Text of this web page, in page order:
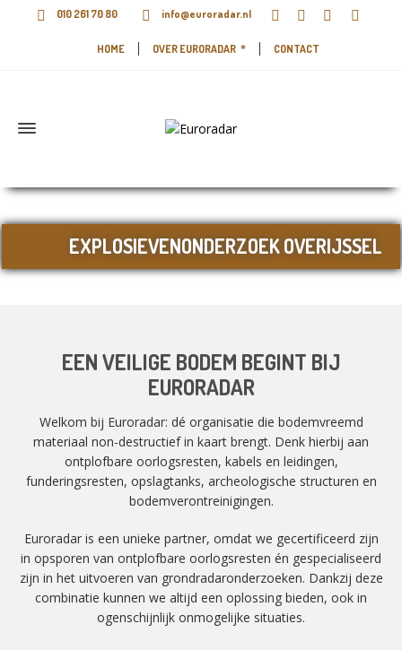
010 261 70 80 info@euroradar.nl
HOME OVER EURORADAR CONTACT
EXPLOSIEVENONDERZOEK OVERIJSSEL
EEN VEILIGE BODEM BEGINT BIJ
EURORADAR
Welkom bij Euroradar: dé organisatie die bodemvreemd
materiaal non-destructief in kaart brengt. Denk hierbij aan
ontplofbare oorlogsresten, kabels en leidingen,
funderingsresten, opslagtanks, archeologische structuren en
bodemverontreinigingen.
Euroradar is een unieke partner, omdat we gecertificeerd zijn
in opsporen van ontplofbare oorlogsresten én gespecialiseerd
zijn in het uitvoeren van grondradaronderzoeken. Dankzij deze
combinatie kunnen we altijd een oplossing bieden, ook in
ogenschijnlijk onmogelijke situaties.